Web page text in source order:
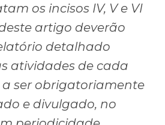
os incisos IV, V e VI
artigo deverão
detalhado
atividades de cada
a ser obrigatoriamente
e divulgado, no